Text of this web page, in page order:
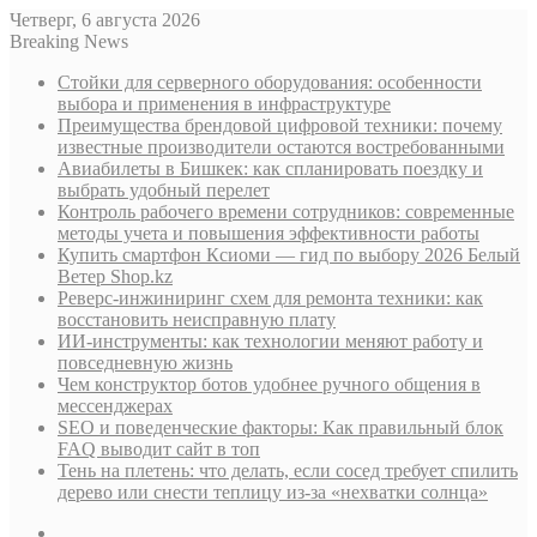
Четверг, 6 августа 2026
Breaking News
Стойки для серверного оборудования: особенности
выбора и применения в инфраструктуре
Преимущества брендовой цифровой техники: почему
известные производители остаются востребованными
Авиабилеты в Бишкек: как спланировать поездку и
выбрать удобный перелет
Контроль рабочего времени сотрудников: современные
методы учета и повышения эффективности работы
Купить смартфон Ксиоми — гид по выбору 2026 Белый
Ветер Shop.kz
Реверс-инжиниринг схем для ремонта техники: как
восстановить неисправную плату
ИИ-инструменты: как технологии меняют работу и
повседневную жизнь
Чем конструктор ботов удобнее ручного общения в
мессенджерах
SEO и поведенческие факторы: Как правильный блок
FAQ выводит сайт в топ
Тень на плетень: что делать, если сосед требует спилить
дерево или снести теплицу из-за «нехватки солнца»